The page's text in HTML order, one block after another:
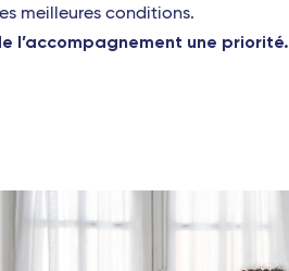
meilleures conditions.
l’accompagnement une priorité.